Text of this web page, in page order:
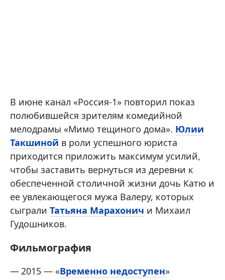
В июне канал «Россия-1» повторил показ
полюбившейся зрителям комедийной
мелодрамы «Мимо тещиного дома». Юлии
Такшиной в роли успешного юриста
приходится приложить максимум усилий,
чтобы заставить вернуться из деревни к
обеспеченной столичной жизни дочь Катю и
ее увлекающегося мужа Валеру, которых
сыграли Татьяна Марахонич и Михаил
Гудошников.
Фильмография
2015 — «Временно недоступен»